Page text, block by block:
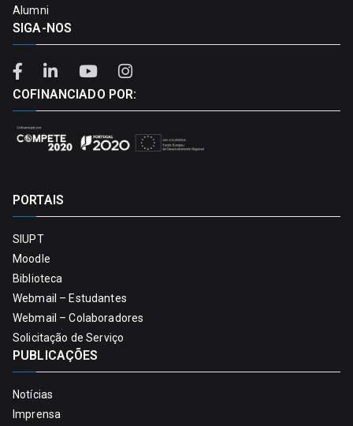
Alumni
SIGA-NOS
COFINANCIADO POR:
PORTAIS
SIUPT
Moodle
Biblioteca
Webmail – Estudantes
Webmail – Colaboradores
Solicitação de Serviço
PUBLICAÇÕES
Notícias
Imprensa